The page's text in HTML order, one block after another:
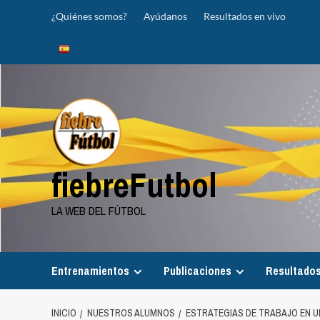
¿Quiénes somos? Ayúdanos Resultados en vivo
fiebreFutbol
LA WEB DEL FÚTBOL
Entrenamientos Publicaciones
INICIO NUESTROS ALUMNOS ESTRATEGIAS DE TRABAJO EN